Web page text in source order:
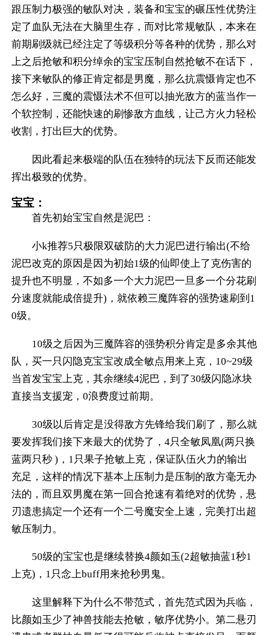
跟压制力极强的敏队对决，装备和宝宝的碾压性优势注
定了血队无法在大脑里生存，而对比常规敏队，本来在
前期刷级就已经注定了等级积分等各种的优势，那么对
上之后抢敏和积分绰余的宝宝压制自然抢敏不在话下，
接下来敏队的修正肯定都是男魔，那么抗震慑肯定也不
怎么好，三魔的震慑法术不但可以抽光敌方的蓝当作一
个软控制，还能快速的刷惨敌方血线，让己方火力轻松
收割，打出巨大的优势。
因此看起来极端的队伍在独特的玩法下反而还能发
挥出极致的优势。
宝宝：
首先初始宝宝自然是泥巴：
小k推荐5只极限双破防的大力泥巴进行输出(不给
泥巴改克的原因是因为初始1级的仙即使上了克伤害的
提升也不明显，不如多一个大力泥巴一旦多一个分花刷
分速度就能成倍提升)，就依赖三魔阵容的强势速刷到1
0级。
10级之后因为三魔阵容的强势积分肯定是多余其他
队，买一只闪隐克宝宝改成全敏点用来上克，10~29级
当首发宝宝上克，其余继续4泥巴，到了30级闪隐冰块
直接当支援宠，0浪费度过前期。
30级以后肯定是没得敌方先锋给我们刷了，那么就
要发挥我们接下来最大的优势了，4只全敏凤凰(两只换
蓝两只秒 )，1只果子抢敏上克，保证队伍火力的输出
充足，这样的情况下基本上压制力是压制的敌方毫无办
法的，而且双男魔在第一回合抢速有着绝对的优势，悬
刃遗患搞定一个还有一个二号魔安全上速，完美打出超
敏压制力。
50级的宝宝也是继续替换4颜如玉(2超敏抽蓝1秒1
上克)，1只念上buff用来抢秒男鬼。
这里解释下为什么不带范式，首先范式因为兵临，
比颜如玉少了神兽技能去抢敏，敏序优势小。第二悬刃